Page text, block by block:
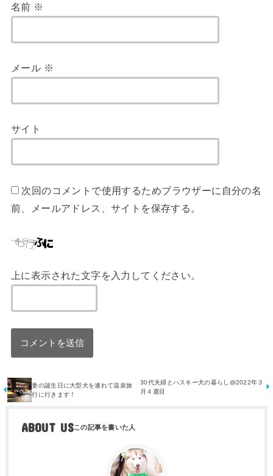
名前 ※
メール ※
サイト
次回のコメントで使用するためブラウザーに自分の名
前、メールアドレス、サイトを保存する。
上に表示された文字を入力してください。
妻の誕生日に大型犬を連れて温泉旅
行に行きます！
30代夫婦とハスキー犬の暮らし@2022年３
月４週目
ABOUT US